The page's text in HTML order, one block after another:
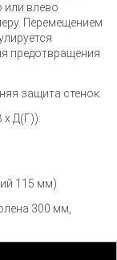
или влево
Перемещением
предотвращения
защита стенок.
х Д(Г)):
115 мм)
300 мм,